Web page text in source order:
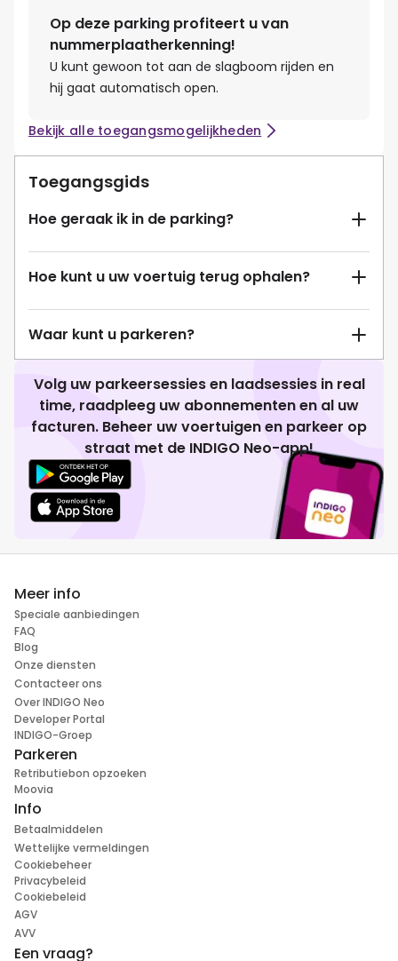
Op deze parking profiteert u van
nummerplaatherkenning!
U kunt gewoon tot aan de slagboom rijden en
hij gaat automatisch open.
Bekijk alle toegangsmogelijkheden
Toegangsgids
Hoe geraak ik in de parking?
Hoe kunt u uw voertuig terug ophalen?
Waar kunt u parkeren?
Volg uw parkeersessies en laadsessies in real
time, raadpleeg uw abonnementen en al uw
facturen. Beheer uw voertuigen en parkeer op
straat met de INDIGO Neo-app!
Meer info
Speciale aanbiedingen
FAQ
Blog
Onze diensten
Contacteer ons
Over INDIGO Neo
Developer Portal
INDIGO-Groep
Parkeren
Retributiebon opzoeken
Moovia
Info
Betaalmiddelen
Wettelijke vermeldingen
Cookiebeheer
Privacybeleid
Cookiebeleid
AGV
AVV
Een vraag?